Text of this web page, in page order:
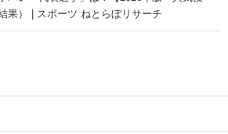
果） | スポーツ ねとらぼリサーチ